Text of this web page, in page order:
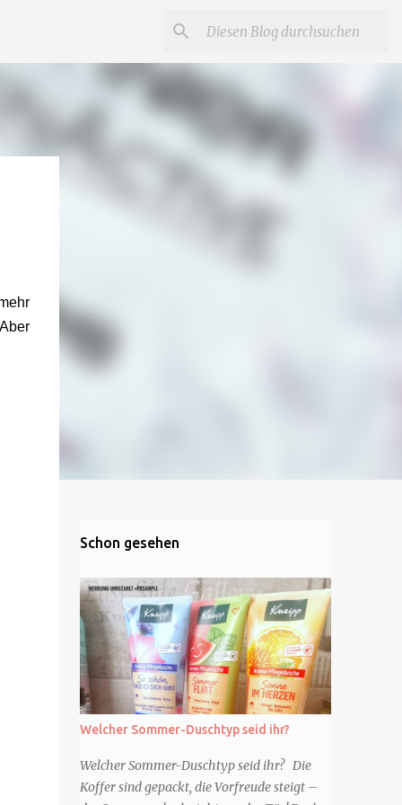
Schon gesehen
Welcher Sommer-Duschtyp seid ihr?
Welcher Sommer-Duschtyp seid ihr? Die
Koffer sind gepackt, die Vorfreude steigt –